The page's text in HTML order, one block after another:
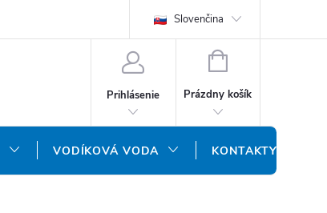
DOPRAVA A PLATBA
Slovenčina
Prihlásenie
NÁKUPNÝ
Prázdny košík
VODÍKOVÁ VODA KONTAKTY